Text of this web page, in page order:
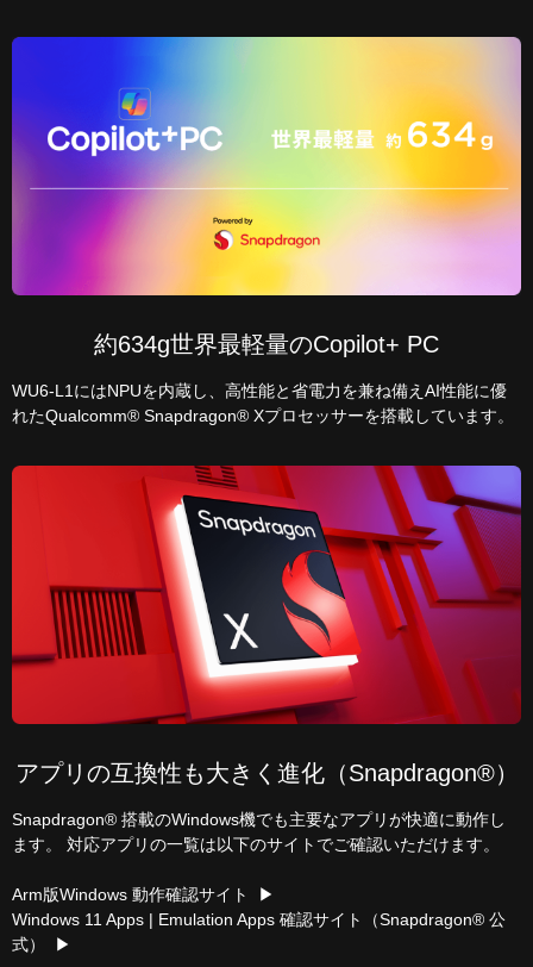
約634g世界最軽量のCopilot+ PC
WU6-L1にはNPUを内蔵し、高性能と省電力を兼ね備えAI性能に優
れたQualcomm® Snapdragon® Xプロセッサーを搭載しています。
アプリの互換性も大きく進化（Snapdragon®）
Snapdragon® 搭載のWindows機でも主要なアプリが快適に動作し
ます。 対応アプリの一覧は以下のサイトでご確認いただけます。
Arm版Windows 動作確認サイト ▶
Windows 11 Apps | Emulation Apps 確認サイト（Snapdragon® 公
式） ▶